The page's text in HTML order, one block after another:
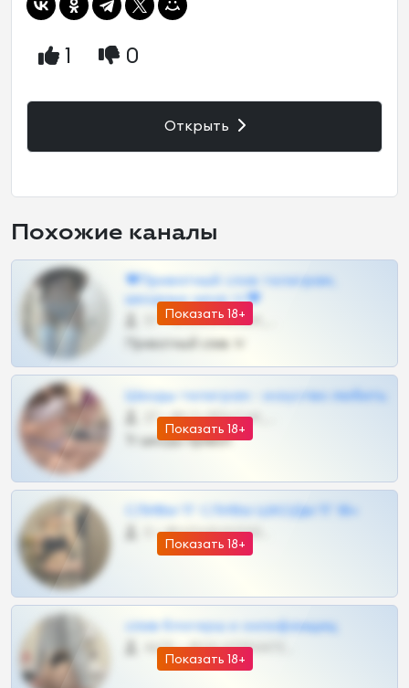
1 0
Открыть
Похожие каналы
Показать 18+
❤Приватный слив телеграм,
шкодных шкур тг❤
57 •
Приватный слив тг
Показать 18+
Шкоды телеграм - искуство любить
27 •
Тг шкоды приват
Показать 18+
СЛИВЫ ТГ СЛИВЫ ШКОДЫ ТГ 18+
0 •
Показать 18+
слив блогерш и онлифанщиц
4675 •